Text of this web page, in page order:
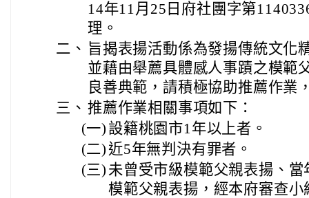
14年11月25日府社團字第
理。
二、 旨揭表揚活動係為發揚傳統文化
並藉由舉薦具體感人事蹟之模範
良善典範，請積極協助推薦作業
三、 推薦作業相關事項如下：
(一) 設籍桃園市1年以上者。
(二) 近5年無判決有罪者。
(三) 未曾受市級模範父親表揚、
模範父親表揚，經本府審查